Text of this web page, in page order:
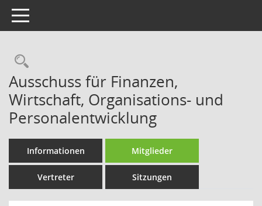
Toggle navigation
Rechercheauswahl
Ausschuss für Finanzen,
Wirtschaft, Organisations- und
Personalentwicklung
Informationen Mitglieder
Vertreter Sitzungen